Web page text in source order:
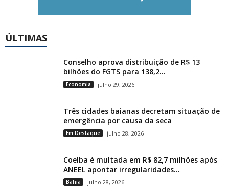
ÚLTIMAS
Conselho aprova distribuição de R$ 13
bilhões do FGTS para 138,2...
Economia julho 29, 2026
Três cidades baianas decretam situação de
emergência por causa da seca
Em Destaque julho 28, 2026
Coelba é multada em R$ 82,7 milhões após
ANEEL apontar irregularidades...
Bahia julho 28, 2026